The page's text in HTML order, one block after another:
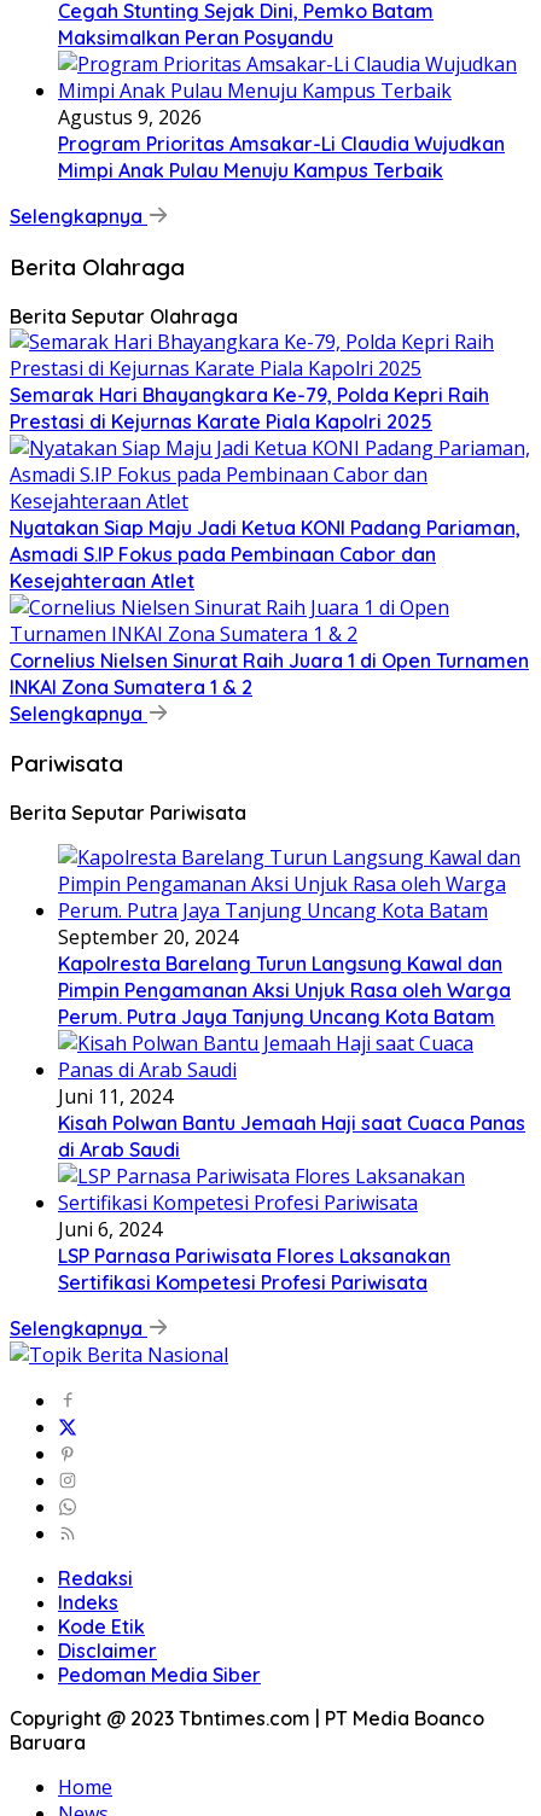
Cegah Stunting Sejak Dini, Pemko Batam
Maksimalkan Peran Posyandu
Agustus 9, 2026
Program Prioritas Amsakar-Li Claudia Wujudkan
Mimpi Anak Pulau Menuju Kampus Terbaik
Selengkapnya
Berita Olahraga
Berita Seputar Olahraga
Semarak Hari Bhayangkara Ke-79, Polda Kepri Raih
Prestasi di Kejurnas Karate Piala Kapolri 2025
Nyatakan Siap Maju Jadi Ketua KONI Padang Pariaman,
Asmadi S.IP Fokus pada Pembinaan Cabor dan
Kesejahteraan Atlet
Cornelius Nielsen Sinurat Raih Juara 1 di Open Turnamen
INKAI Zona Sumatera 1 & 2
Selengkapnya
Pariwisata
Berita Seputar Pariwisata
September 20, 2024
Kapolresta Barelang Turun Langsung Kawal dan
Pimpin Pengamanan Aksi Unjuk Rasa oleh Warga
Perum. Putra Jaya Tanjung Uncang Kota Batam
Juni 11, 2024
Kisah Polwan Bantu Jemaah Haji saat Cuaca Panas
di Arab Saudi
Juni 6, 2024
LSP Parnasa Pariwisata Flores Laksanakan
Sertifikasi Kompetesi Profesi Pariwisata
Selengkapnya
Redaksi
Indeks
Kode Etik
Disclaimer
Pedoman Media Siber
Copyright @ 2023 Tbntimes.com | PT Media Boanco
Baruara
Home